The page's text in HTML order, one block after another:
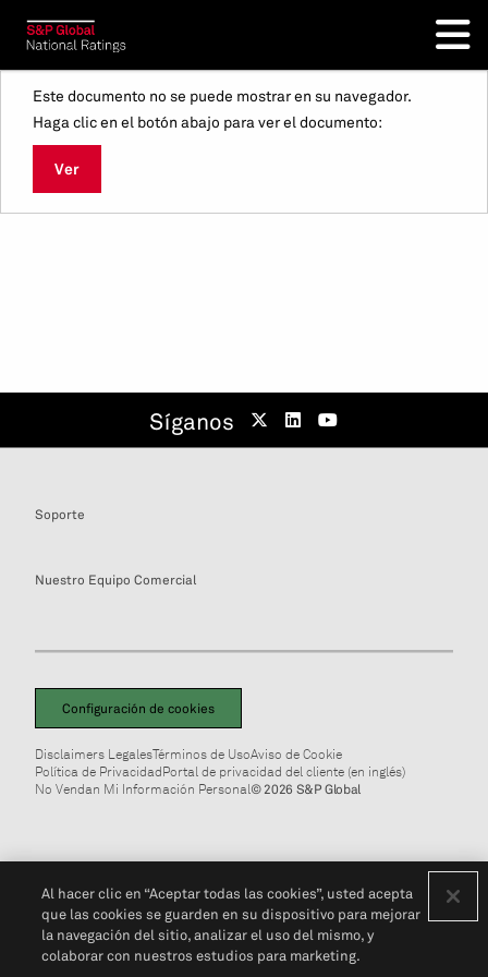
Este documento no se puede mostrar en su navegador.
Haga clic en el botón abajo para ver el documento:
Ver
Síganos
Soporte
Nuestro Equipo Comercial
Configuración de cookies
Disclaimers LegalesTérminos de UsoAviso de Cookie
Política de PrivacidadPortal de privacidad del cliente (en inglés)
No Vendan Mi Información Personal© 2026 S&P Global
Al hacer clic en “Aceptar todas las cookies”, usted acepta
que las cookies se guarden en su dispositivo para mejorar
la navegación del sitio, analizar el uso del mismo, y
colaborar con nuestros estudios para marketing.